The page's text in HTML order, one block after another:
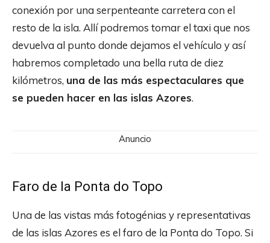
conexión por una serpenteante carretera con el
resto de la isla. Allí podremos tomar el taxi que nos
devuelva al punto donde dejamos el vehículo y así
habremos completado una bella ruta de diez
kilómetros, una de las más espectaculares que
se pueden hacer en las islas Azores.
Anuncio
Faro de la Ponta do Topo
Una de las vistas más fotogénias y representativas
de las islas Azores es el faro de la Ponta do Topo. Si